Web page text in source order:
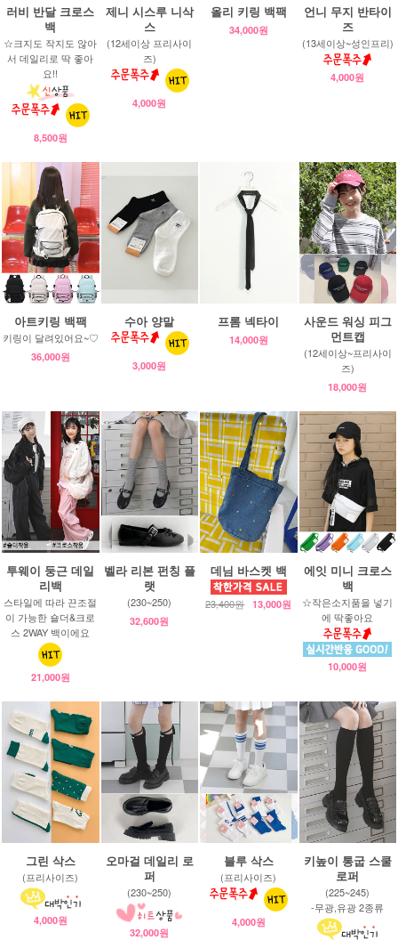
러비 반달 크로스
백
☆크지도 작지도 않아
서 데일리로 딱 좋아
요!!
8,500원
제니 시스루 니삭
스
(12세이상 프리사이
즈)
4,000원
올리 키링 백팩
34,000원
언니 무지 반타이
즈
(13세이상~성인프리)
4,000원
아트키링 백팩
키링이 달려있어요~♡
36,000원
수아 양말
3,000원
프롬 넥타이
14,000원
사운드 워싱 피그
먼트캡
(12세이상~프리사이
즈)
18,000원
투웨이 둥근 데일
리백
스타일에 따라 끈조절
이 가능한 숄더&크로
스 2WAY 백이에요
21,000원
벨라 리본 펀칭 플
랫
(230~250)
32,600원
데님 바스켓 백
23,400원 13,000원
에잇 미니 크로스
백
☆작은소지품을 넣기
에 딱좋아요
10,000원
그린 삭스
(프리사이즈)
4,000원
오마걸 데일리 로
퍼
(230~250)
32,000원
블루 삭스
(프리사이즈)
4,000원
키높이 통굽 스쿨
로퍼
(225~245)
-무광,유광 2종류